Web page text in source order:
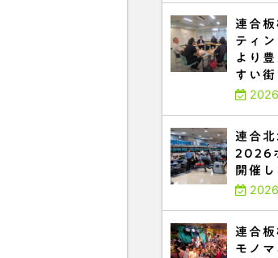
連合
ティ
より
すい
連合
2026
開催し
連合
モノ